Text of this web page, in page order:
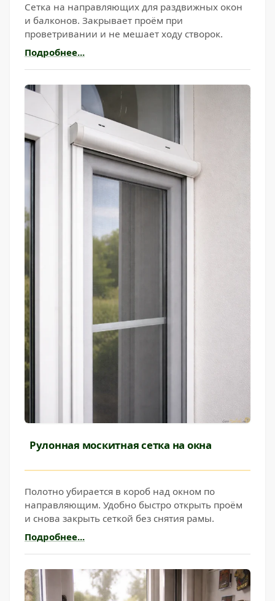
Сетка на направляющих для раздвижных окон
и балконов. Закрывает проём при
проветривании и не мешает ходу створок.
Подробнее...
Рулонная москитная сетка на окна
Полотно убирается в короб над окном по
направляющим. Удобно быстро открыть проём
и снова закрыть сеткой без снятия рамы.
Подробнее...